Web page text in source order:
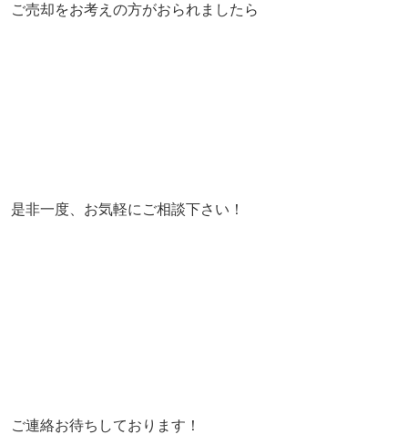
ご売却をお考えの方がおられましたら
是非一度、お気軽にご相談下さい！
ご連絡お待ちしております！